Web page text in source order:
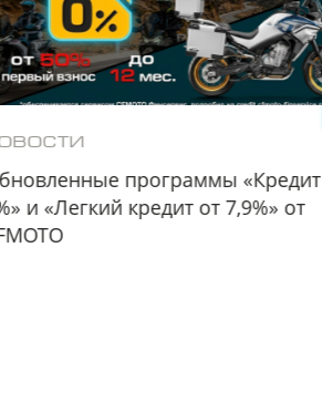
программы «Кредит
и «Легкий кредит от 7,9%» от